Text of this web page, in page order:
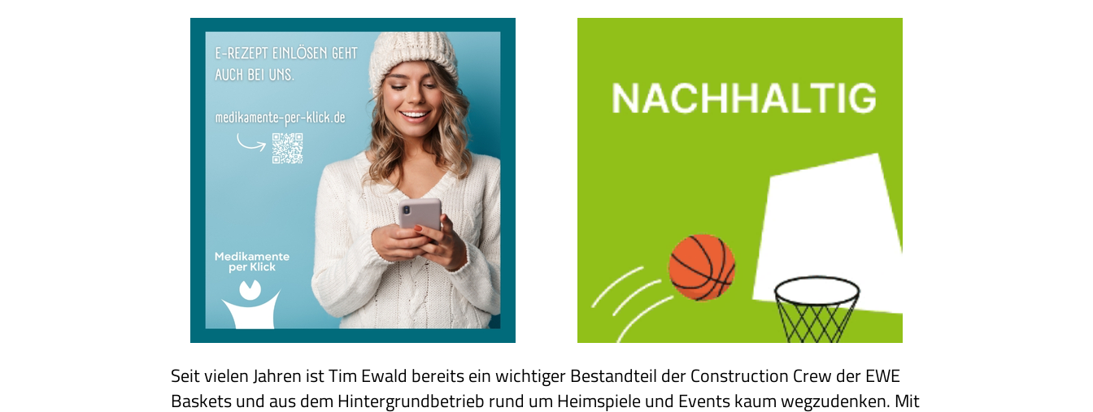
Seit vielen Jahren ist Tim Ewald bereits ein wichtiger Bestandteil der Construction Crew der EWE
Baskets und aus dem Hintergrundbetrieb rund um Heimspiele und Events kaum wegzudenken. Mit